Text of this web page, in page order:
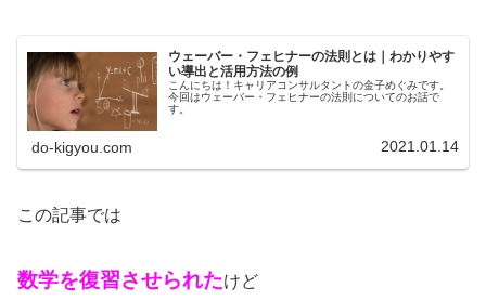
ウェーバー・フェヒナーの法則とは｜わかりやす
い導出と活用方法の例
こんにちは！キャリアコンサルタントの金子めぐみです。
今回はウェーバー・フェヒナーの法則についてのお話で
す。
do-kigyou.com 2021.01.14
この記事では
数学を復習させられたけど